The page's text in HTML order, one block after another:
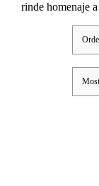
rinde homenaje